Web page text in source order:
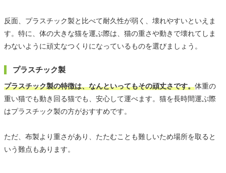
反面、プラスチック製と比べて耐久性が弱く、壊れやすいといえま
す。特に、体の大きな猫を運ぶ際は、猫の重さや動きで壊れてしま
わないように頑丈なつくりになっているものを選びましょう。
プラスチック製
プラスチック製の特徴は、なんといってもその頑丈さです。体重の
重い猫でも動き回る猫でも、安心して運べます。猫を長時間運ぶ際
はプラスチック製の方がおすすめです。
ただ、布製より重さがあり、たたむことも難しいため場所を取ると
いう難点もあります。